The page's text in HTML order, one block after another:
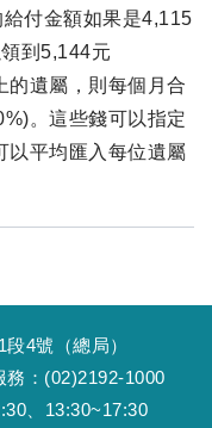
付金額如果是4,115
到5,144元
的遺屬，則每個月合
。這些錢可以指定
以平均匯入每位遺屬
4號（總局）
：(02)2192-1000
、13:30~17:30